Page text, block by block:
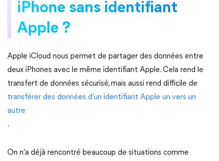
iPhone sans identifiant
Apple ?
Apple iCloud nous permet de partager des données entre
deux iPhones avec le même identifiant Apple. Cela rend le
transfert de données sécurisé, mais aussi rend difficile de
transférer des données d’un identifiant Apple un vers un
autre
.
On n’a déjà rencontré beaucoup de situations comme